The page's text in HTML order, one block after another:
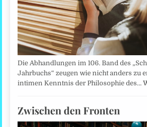
Die Abhandlungen im 106. Band des
Jahrbuchs“ zeugen wie nicht anders zu
intimen Kenntnis der Philosophie des…
Zwischen den Fronten